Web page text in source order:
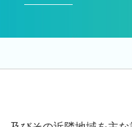
事業承継 税理
会社 相続
相続 株